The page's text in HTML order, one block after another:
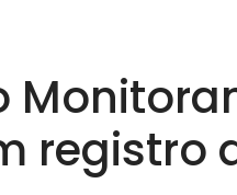
registro